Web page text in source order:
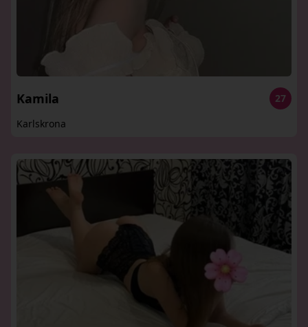
Kamila
27
Karlskrona